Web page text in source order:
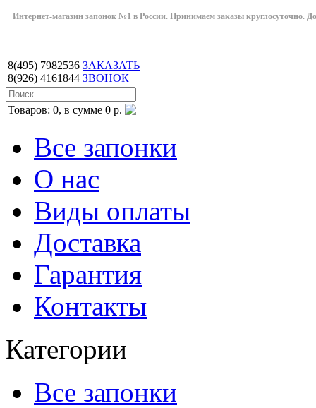
Интернет-магазин запонок №1 в России. Принимаем заказы круглосуточно.
8(495) 7982536
8(926) 4161844
ЗАКАЗАТЬ
ЗВОНОК
Товаров: 0, в сумме 0 р.
Все запонки
О нас
Виды оплаты
Доставка
Гарантия
Контакты
Категории
Все запонки